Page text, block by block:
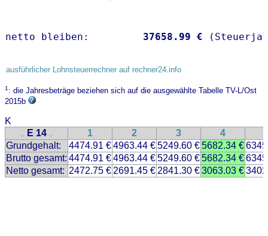
netto bleiben: 37658.99 €
ausführlicher Lohnsteuerrechner auf rechner24.info
1: die Jahresbeträge beziehen sich auf die ausgewählte Tabelle TV-L/Ost
2015b
K
.. E 14 .. 1 2 3 4
Grundgehalt:
4474.91 €4963.44 €5249.60 €5682.34 €
Brutto gesamt: 4474.91 €4963.44 €5249.60 €5682.34 €
Netto gesamt: 2472.75 € 2691.45 € 2841.30 €3063.03 €